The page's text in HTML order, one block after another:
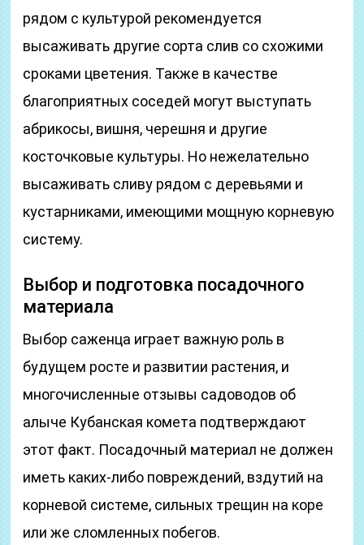
рядом с культурой рекомендуется
высаживать другие сорта слив со схожими
сроками цветения. Также в качестве
благоприятных соседей могут выступать
абрикосы, вишня, черешня и другие
косточковые культуры. Но нежелательно
высаживать сливу рядом с деревьями и
кустарниками, имеющими мощную корневую
систему.
Выбор и подготовка посадочного
материала
Выбор саженца играет важную роль в
будущем росте и развитии растения, и
многочисленные отзывы садоводов об
алыче Кубанская комета подтверждают
этот факт. Посадочный материал не должен
иметь каких-либо повреждений, вздутий на
корневой системе, сильных трещин на коре
или же сломленных побегов.